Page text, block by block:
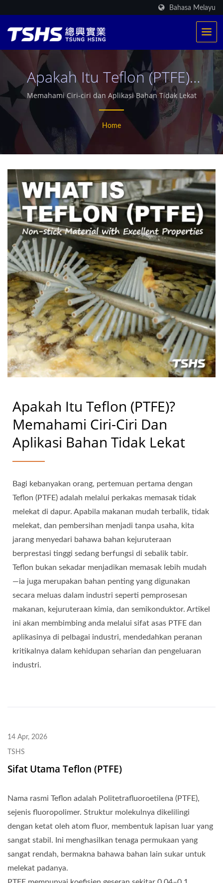
Bahasa Melayu
Apakah Itu Teflon (PTFE)?
Memahami Ciri-Ciri Dan
Aplikasi Bahan Tidak Lekat
Memahami Ciri-ciri dan Aplikasi Bahan Tidak Lekat
Home
Apakah Itu Teflon (PTFE)?
Memahami Ciri-Ciri Dan
Aplikasi Bahan Tidak Lekat
Bagi kebanyakan orang, pertemuan pertama dengan
Teflon (PTFE) adalah melalui perkakas memasak tidak
melekat di dapur. Apabila makanan mudah terbalik, tidak
melekat, dan pembersihan menjadi tanpa usaha, kita
jarang menyedari bahawa bahan kejuruteraan
berprestasi tinggi sedang berfungsi di sebalik tabir.
Teflon bukan sekadar menjadikan memasak lebih mudah
—ia juga merupakan bahan penting yang digunakan
secara meluas dalam industri seperti pemprosesan
makanan, kejuruteraan kimia, dan semikonduktor. Artikel
ini akan membimbing anda melalui sifat asas PTFE dan
aplikasinya di pelbagai industri, mendedahkan peranan
kritikalnya dalam kehidupan seharian dan pengeluaran
industri.
14 Apr, 2026
TSHS
Sifat Utama Teflon (PTFE)
Nama rasmi Teflon adalah Politetrafluoroetilena (PTFE),
sejenis fluoropolimer. Struktur molekulnya dikelilingi
dengan ketat oleh atom fluor, membentuk lapisan luar yang
sangat stabil. Ini menghasilkan tenaga permukaan yang
sangat rendah, bermakna bahawa bahan lain sukar untuk
melekat padanya.